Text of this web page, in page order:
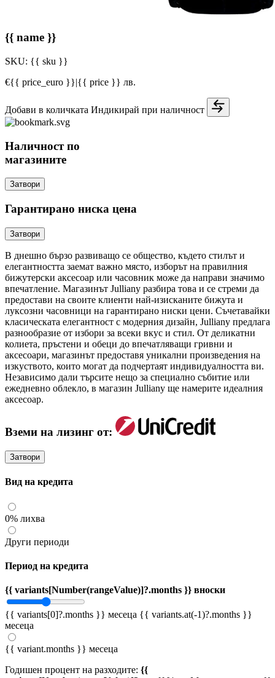
{{ name }}
SKU: {{ sku }}
€{{ price_euro }}|{{ price }} лв.
Добави в количката Индикирай при наличност
Наличност по
магазините
Затвори
Гарантирано ниска цена
Затвори
В днешно бързо развиващо се общество, където стилът и
елегантността заемат важно място, изборът на правилния
бижутерски аксесоар или часовник може да направи значимо
впечатление. Магазинът Julliany разбира това и се стреми да
предостави на своите клиенти най-изисканите бижута и
луксозни часовници на гарантирано ниски цени. Съчетавайки
класическата елегантност с модерния дизайн, Julliany предлага
разнообразие от избори за всеки вкус и стил. От деликатни
колиета, пръстени и обеци до впечатляващи гривни и
аксесоари, магазинът предоставя уникални произведения на
изкуството, които могат да подчертаят индивидуалността ви.
Независимо дали търсите нещо за специално събитие или
ежедневно облекло, в магазин Julliany ще намерите идеалния
аксесоар.
Вземи на лизинг от:
Затвори
Вид на кредита
0% лихва
Други периоди
Период на кредита
{{ variants[Number(rangeValue)]?.months }} вноски
{{ variants[0]?.months }} месеца {{ variants.at(-1)?.months }}
месеца
{{ variant.months }} месеца
Годишен процент на разходите: {{